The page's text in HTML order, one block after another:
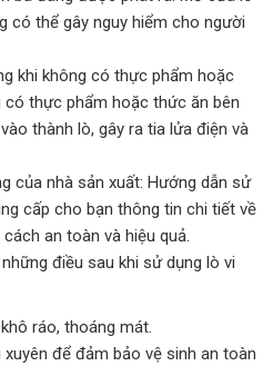
có thể gây nguy hiểm cho người
khi không có thực phẩm hoặc
thực phẩm hoặc thức ăn bên
thành lò, gây ra tia lửa điện và
của nhà sản xuất: Hướng dẫn sử
cấp cho bạn thông tin chi tiết về
an toàn và hiệu quả.
điều sau khi sử dụng lò vi
ráo, thoáng mát.
để đảm bảo vệ sinh an toàn